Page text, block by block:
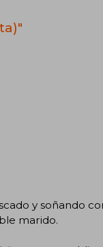
y soñando
marido.